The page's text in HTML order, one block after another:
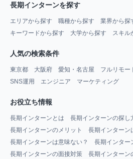
長期インターンを探す
エリアから探す 職種から探す 業界から探
キーワードから探す
大学から探す スキル
人気の検索条件
東京都 大阪府 愛知・名古屋 フルリモー
SNS運用
エンジニア マーケティング
お役立ち情報
長期インターンとは
長期インターンの探し
長期インターンのメリット
長期インターン
長期インターンは意味ない？
長期インター
長期インターンの面接対策
長期インターン